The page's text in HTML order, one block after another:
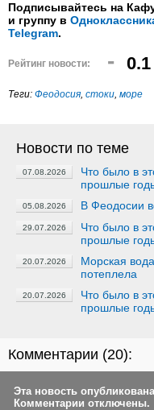
Подписывайтесь на
и группу в
Telegram.
Рейтинг новости: - 0.1
Теги: Феодосия, стоки, море
Новости по теме
07.08.2026
Что было в
прошлые
05.08.2026 В Феодосии
29.07.2026
Что было в
прошлые
20.07.2026
Морская
потеплела
20.07.2026
Что было в
прошлые
Комментарии (20):
Эта новость
Комментарии отключены.